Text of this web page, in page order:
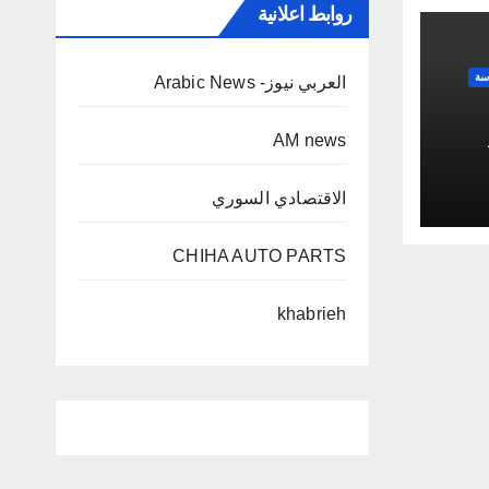
روابط اعلانية
العربي نيوز- Arabic News
AM news
الاقتصادي السوري
CHIHA AUTO PARTS
khabrieh